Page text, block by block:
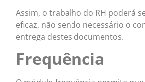
Assim, o trabalho do RH poderá
eficaz, não sendo necessário o
entrega destes documentos.
Frequência